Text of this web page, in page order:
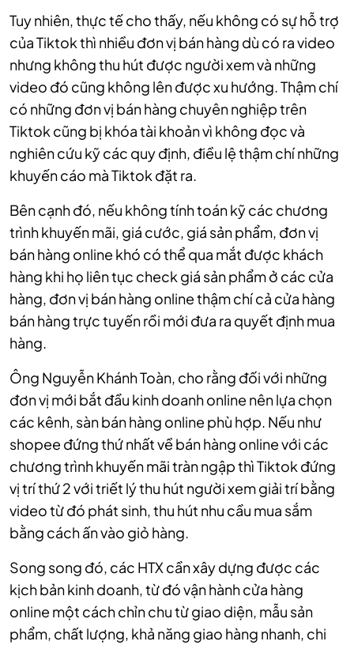
Tuy nhiên, thực tế cho thấy, nếu không có sự hỗ trợ
của Tiktok thì nhiều đơn vị bán hàng dù có ra video
nhưng không thu hút được người xem và những
video đó cũng không lên được xu hướng. Thậm chí
có những đơn vị bán hàng chuyên nghiệp trên
Tiktok cũng bị khóa tài khoản vì không đọc và
nghiên cứu kỹ các quy định, điều lệ thậm chí những
khuyến cáo mà Tiktok đặt ra.
Bên cạnh đó, nếu không tính toán kỹ các chương
trình khuyến mãi, giá cước, giá sản phẩm, đơn vị
bán hàng online khó có thể qua mắt được khách
hàng khi họ liên tục check giá sản phẩm ở các cửa
hàng, đơn vị bán hàng online thậm chí cả cửa hàng
bán hàng trực tuyến rồi mới đưa ra quyết định mua
hàng.
Ông Nguyễn Khánh Toàn, cho rằng đối với những
đơn vị mới bắt đầu kinh doanh online nên lựa chọn
các kênh, sàn bán hàng online phù hợp. Nếu như
shopee đứng thứ nhất về bán hàng online với các
chương trình khuyến mãi tràn ngập thì Tiktok đứng
vị trí thứ 2 với triết lý thu hút người xem giải trí bằng
video từ đó phát sinh, thu hút nhu cầu mua sắm
bằng cách ấn vào giỏ hàng.
Song song đó, các HTX cần xây dựng được các
kịch bản kinh doanh, từ đó vận hành cửa hàng
online một cách chỉn chu từ giao diện, mẫu sản
phẩm, chất lượng, khả năng giao hàng nhanh, chi